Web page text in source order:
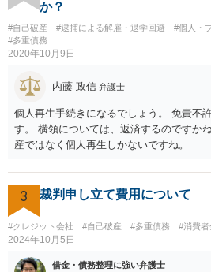
た方が良いと思います。 もっとも、もし
隠し財産を疑われた等の場合には、破産管
をすることも可能性として考えられますが
（資格制限など）は、相談者様のみに生
者（本件では彼女様）に不利益が生じる
どになっている場合には例外です）。 ま
戸籍に破産したことが記載されますか？
が記載されますか？などのご質問を受け
ません。 なお、破産の場合のデメリット
ースですので、すでに弁護士に依頼して
相談してみることが良いと思います。
か？
#自己破産 #逮捕による解雇・退学回避 #個人・
#多重債務
2020年10月9日
内藤 政信 弁護士
個人再生手続きになるでしょう。 免責不
す。 横領については、返済するのですか
産ではなく個人再生しかないですね。
3 裁判申し立て費用について
#クレジット会社 #自己破産 #多重債務 #消費者
2024年10月5日
借金・債務整理に強い弁護士